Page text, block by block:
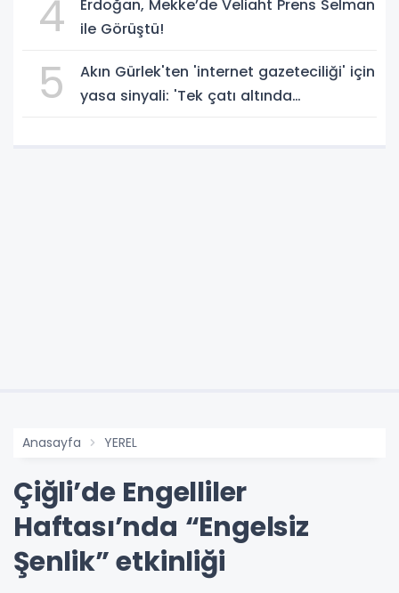
4
Erdoğan, Mekke’de Veliaht Prens Selman
ile Görüştü!
5
Akın Gürlek'ten 'internet gazeteciliği' için
yasa sinyali: 'Tek çatı altında
Anasayfa YEREL
Çiğli’de Engelliler
Haftası’nda “Engelsiz
Şenlik” etkinliği